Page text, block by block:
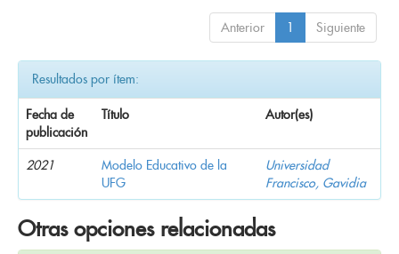
Anterior 1 Siguiente
Resultados por ítem:
Fecha de
publicación
Título Autor(es)
2021
Modelo Educativo de la
UFG
Universidad
Francisco, Gavidia
Otras opciones relacionadas